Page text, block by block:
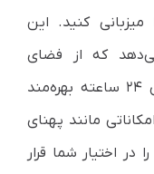
میزبانی کنید. این
که از فضای
ذخیره‌سازی امن و پایدار با پشتیبانی ۲۴ ساعته بهره‌مند
مانند پهنای
در اختیار شما قرار